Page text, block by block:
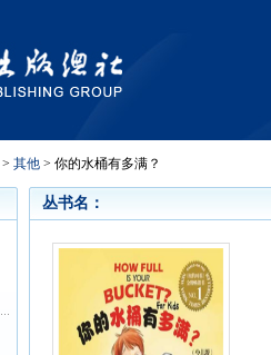
> 其他 > 你的水桶有多满？
丛书名：